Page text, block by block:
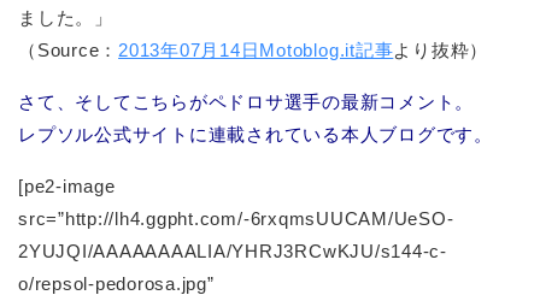
ました。」
（Source： 2013年07月14日Motoblog.it記事より抜粋）
さて、そしてこちらがペドロサ選手の最新コメント。
レプソル公式サイトに連載されている本人ブログです。
[pe2-image
src=”http://lh4.ggpht.com/-6rxqmsUUCAM/UeSO-
2YUJQI/AAAAAAAALIA/YHRJ3RCwKJU/s144-c-
o/repsol-pedorosa.jpg”